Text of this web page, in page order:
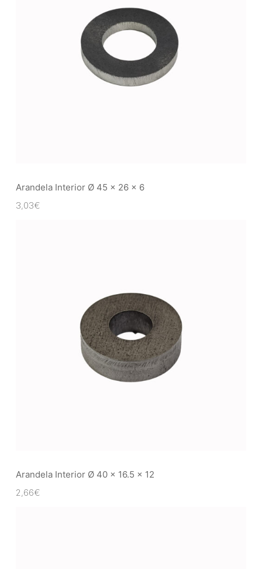
Arandela Interior Ø 45 x 26 x 6
3,03€
Arandela Interior Ø 40 x 16.5 x 12
2,66€